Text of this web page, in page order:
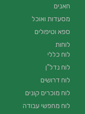
חאנים
מסעדות ואוכל
ספא וטיפולים
לוחות
לוח כללי
לוח נדל"ן
לוח דרושים
לוח מוכרים קונים
לוח מחפשי עבודה